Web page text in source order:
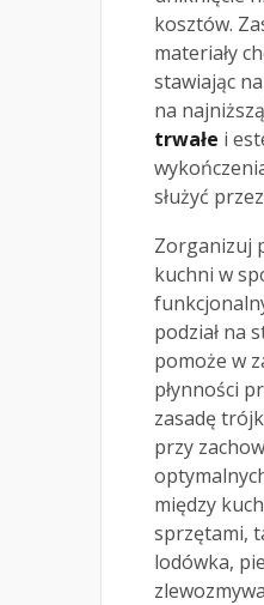
kosztów.
materiały
stawiając
na
trwałe i
służyć
Zorganizuj
kuchni w
podział na
pomoże w
płynności
zasadę
przy
między
sprzętami,
lodówka,